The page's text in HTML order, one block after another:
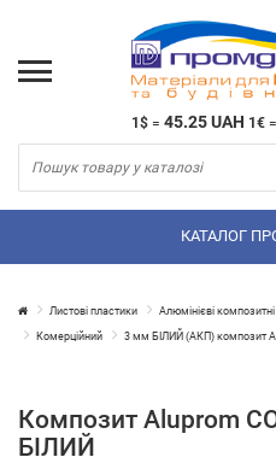
1$ = 45.25 UAH 1€ =
КАТАЛОГ
Листові пластики Алюмінієві композитні
Комерційний 3 мм БІЛИЙ (АКП) композит
Композит Aluprom
БІЛИЙ